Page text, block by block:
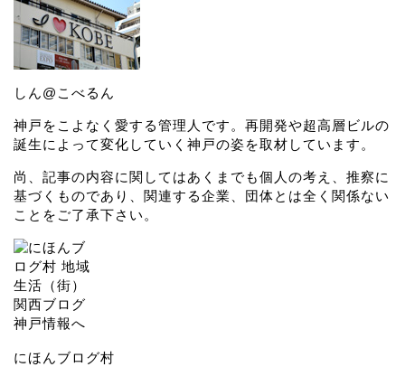
しん@こべるん
神戸をこよなく愛する管理人です。再開発や超高層ビルの
誕生によって変化していく神戸の姿を取材しています。
尚、記事の内容に関してはあくまでも個人の考え、推察に
基づくものであり、関連する企業、団体とは全く関係ない
ことをご了承下さい。
にほんブログ村